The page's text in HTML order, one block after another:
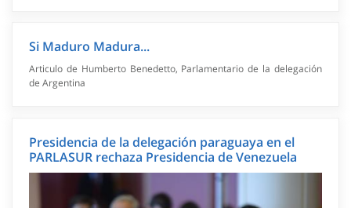
Si Maduro Madura...
Articulo de Humberto Benedetto, Parlamentario de la delegación
de Argentina
Presidencia de la delegación paraguaya en el
PARLASUR rechaza Presidencia de Venezuela